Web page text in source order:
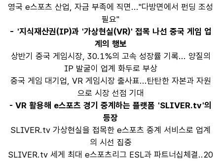
영국 e스포츠 산업, 자금 부족에 직면..."다방면에서 펀딩 조성
필요"
- '지식재산권(IP)과 '가상현실(VR)' 접목 나선 중국 게임 업
계의 행보
상반기 중국 게임시장, 30.1%의 고속 성장률 기록... 양질의
IP 발굴이 업계 화두로 부상
중국 게임 대기업, VR 게임시장 출사표...탄탄한 자본과 자원
으로 시장 선점 기대
- VR 활용해 e스포츠 경기 중계하는 플랫폼 'SLIVER.tv'의
등장
SLIVER.tv 가상현실을 접목한 e스포츠 중계 서비스로 업계
의 시선 집중
SLIVER.tv 세게 최대 e스포츠리그 ESL과 파트너십체결..20